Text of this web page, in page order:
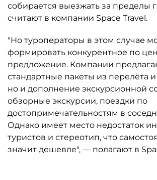
собирается выезжать за пределы
считают в компании Space Travel.
"Но туроператоры в этом случае
формировать конкурентное по
предложение. Компании
стандартные пакеты из перелёта
но и дополнение экскурсионной
обзорные экскурсии, поездки по
достопримечательностям в
Однако имеет место недостаток
туристов и стереотип, что
значит дешевле", — полагают в